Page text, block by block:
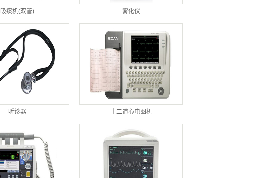
吸痰机(双管) 雾化仪
听诊器 十二道心电图机